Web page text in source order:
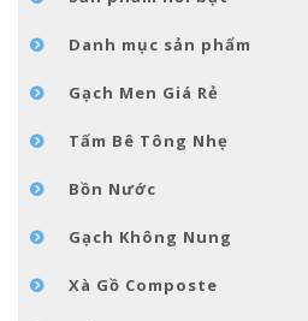
LIÊN HỆDanh mục sản phẩm
Gạch Men Giá Rẻ
Tấm Bê Tông Nhẹ
Bồn Nước
Gạch Không Nung
Xà Gồ Composte